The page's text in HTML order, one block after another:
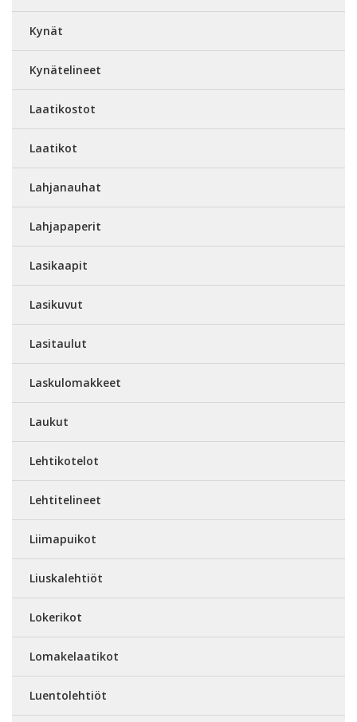
Kynät
Kynätelineet
Laatikostot
Laatikot
Lahjanauhat
Lahjapaperit
Lasikaapit
Lasikuvut
Lasitaulut
Laskulomakkeet
Laukut
Lehtikotelot
Lehtitelineet
Liimapuikot
Liuskalehtiöt
Lokerikot
Lomakelaatikot
Luentolehtiöt